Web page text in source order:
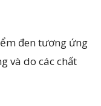
đen tương ứng
và do các chất